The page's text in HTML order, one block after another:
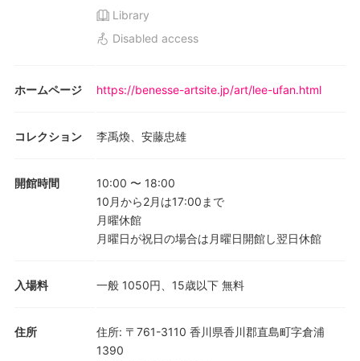
Library
Disabled access
ホームページ https://benesse-artsite.jp/art/lee-ufan.html
コレクション 李禹煥、安藤忠雄
開館時間 10:00 〜 18:00
10月から2月は17:00まで
月曜休館
月曜日が祝日の場合は月曜日開館し翌日休館
入場料 一般 1050円、15歳以下 無料
住所 住所: 〒761-3110 香川県香川郡直島町字倉浦
1390